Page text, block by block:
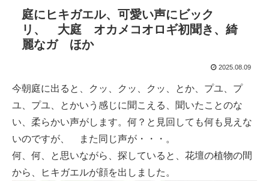
庭にヒキガエル、可愛い声にビック
リ、 大庭 オカメコオロギ初聞き、綺
麗なガ ほか
2025.08.09
今朝庭に出ると、クッ、クッ、クッ、とか、プユ、プ
ユ、プユ、とかいう感じに聞こえる、聞いたことのな
い、柔らかい声がします。何？と見回しても何も見えな
いのですが、 また同じ声が・・・。
何、何、と思いながら、探していると、花壇の植物の間
から、ヒキガエルが顔を出しました。